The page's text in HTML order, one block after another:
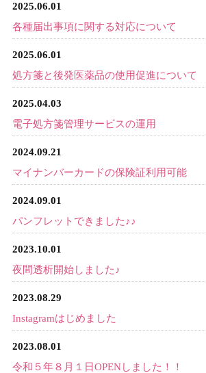
2025.06.01
各種届出事項に関する対応について
2025.06.01
処方箋と後発医薬品の使用促進について
2025.04.03
電子処方箋管理サービスの運用
2024.09.21
マイナンバーカードの保険証利用可能
2024.09.01
パンフレットできました♪♪
2023.10.01
夜間透析開始しました♪
2023.08.29
Instagramはじめました
2023.08.01
令和５年８月１日OPENしました！！